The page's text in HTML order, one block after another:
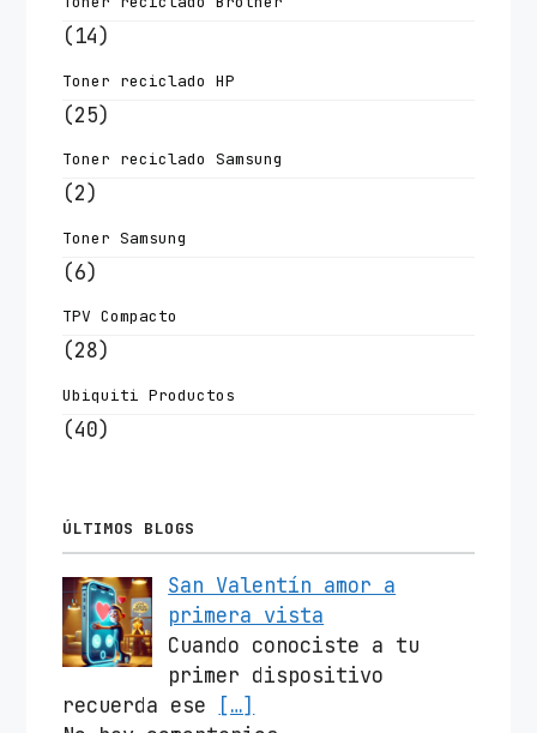
(14)
Toner reciclado HP
(25)
Toner reciclado Samsung
(2)
Toner Samsung
(6)
TPV Compacto
(28)
Ubiquiti Productos
(40)
ÚLTIMOS BLOGS
San Valentín amor a
primera vista
Cuando conociste a tu
primer dispositivo
recuerda ese
[…]